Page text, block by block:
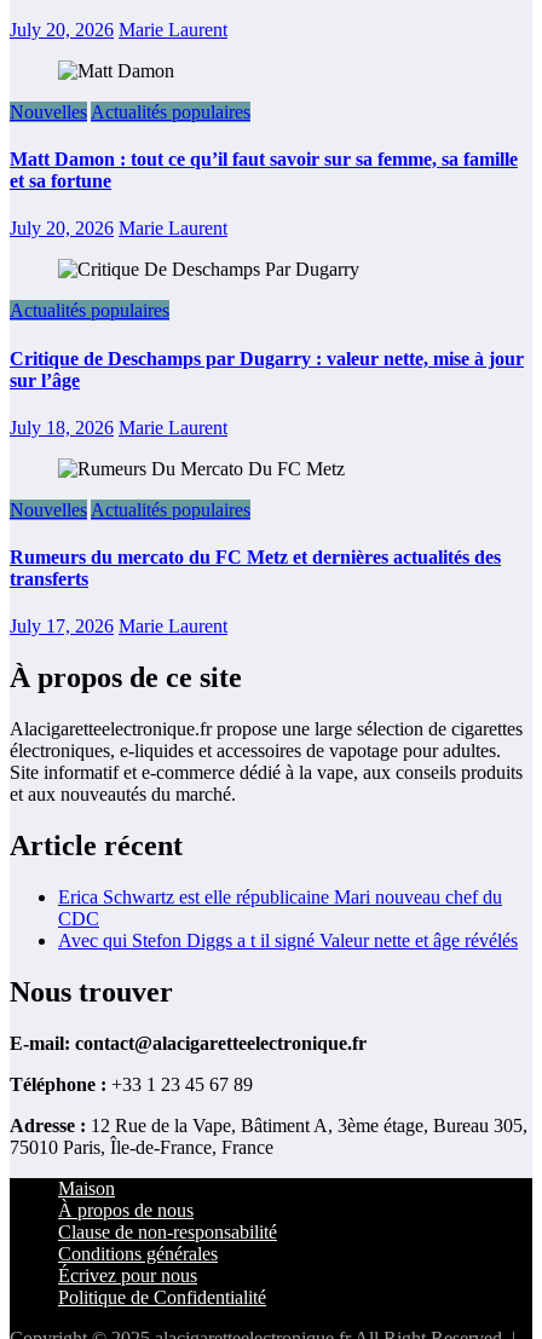
July 20, 2026 Marie Laurent
Nouvelles Actualités populaires
Matt Damon : tout ce qu’il faut savoir sur sa femme, sa famille
et sa fortune
July 20, 2026 Marie Laurent
Actualités populaires
Critique de Deschamps par Dugarry : valeur nette, mise à jour
sur l’âge
July 18, 2026 Marie Laurent
Nouvelles Actualités populaires
Rumeurs du mercato du FC Metz et dernières actualités des
transferts
July 17, 2026 Marie Laurent
À propos de ce site
Alacigaretteelectronique.fr propose une large sélection de cigarettes
électroniques, e-liquides et accessoires de vapotage pour adultes.
Site informatif et e-commerce dédié à la vape, aux conseils produits
et aux nouveautés du marché.
Article récent
Erica Schwartz est elle républicaine Mari nouveau chef du
CDC
Avec qui Stefon Diggs a t il signé Valeur nette et âge révélés
Nous trouver
E-mail: contact@alacigaretteelectronique.fr
Téléphone : +33 1 23 45 67 89
Adresse : 12 Rue de la Vape, Bâtiment A, 3ème étage, Bureau 305,
75010 Paris, Île-de-France, France
Maison
À propos de nous
Clause de non-responsabilité
Conditions générales
Écrivez pour nous
Politique de Confidentialité